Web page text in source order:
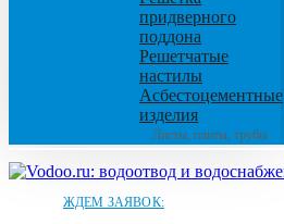
придверного
поддона
Решетчатые
настилы
Асбестоцементные
изделия
Листы, плиты, трубы
ЖДЕМ ЗАЯВОК: